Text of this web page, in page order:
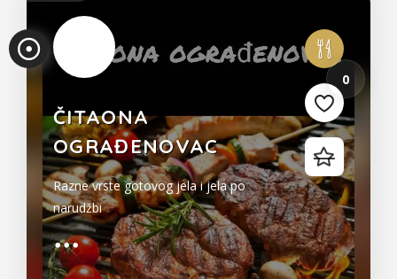
0
ČITAONA
OGRAĐENOVAC
Razne vrste gotovog jela i jela po
narudžbi